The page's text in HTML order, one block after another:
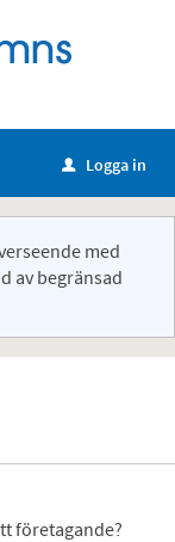
u Logga in
med
av begränsad
företagande?